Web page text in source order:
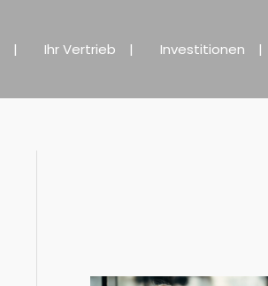
Ihr Vertrieb Investitionen